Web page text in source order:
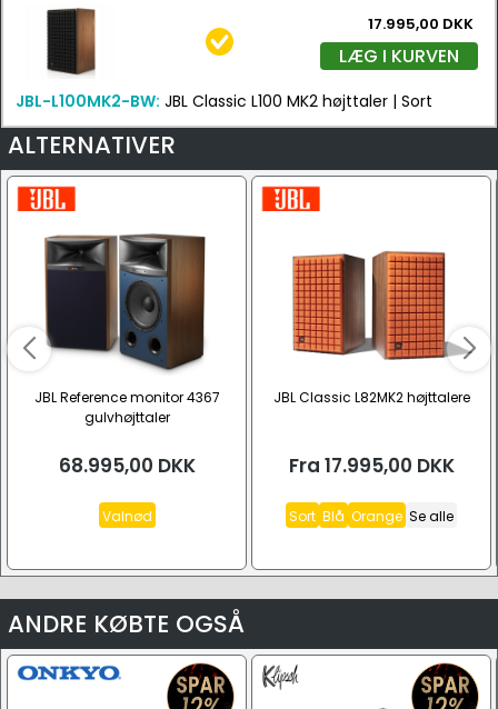
17.995,00 DKK
LÆG I KURVEN
JBL-L100MK2-BW: JBL Classic L100 MK2 højttaler | Sort
ALTERNATIVER
JBL Reference monitor 4367
gulvhøjttaler
68.995,00 DKK
Valnød
JBL Classic L82MK2 højttalere
Fra 17.995,00 DKK
Sort Blå Orange Se alle
ANDRE KØBTE OGSÅ